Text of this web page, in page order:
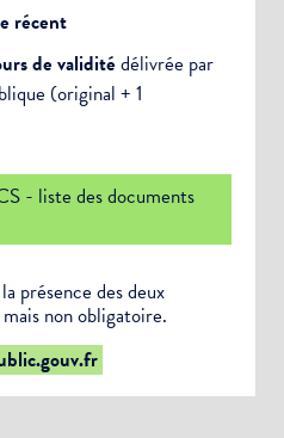
récent
de validitédélivrée par
(original + 1
- liste des documents
présence des deux
non obligatoire.